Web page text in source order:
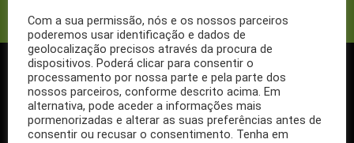
SIGA-NOS NO FACEBOOK
Com a sua permissão, nós e os nossos parceiros
poderemos usar identificação e dados de
geolocalização precisos através da procura de
dispositivos. Poderá clicar para consentir o
processamento por nossa parte e pela parte dos
nossos parceiros, conforme descrito acima. Em
alternativa, pode aceder a informações mais
pormenorizadas e alterar as suas preferências antes de
consentir ou recusar o consentimento. Tenha em